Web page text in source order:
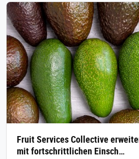
Fruit Services Collective
mit fortschrittlichen Einsch…